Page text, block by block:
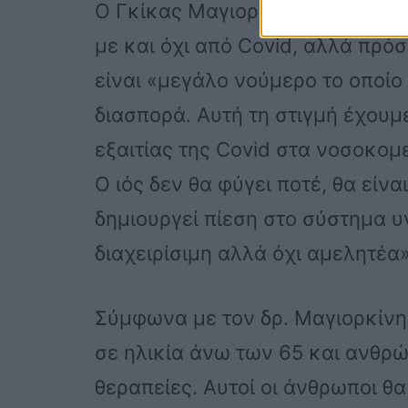
Ο Γκίκας Μαγιορκίνης
με και όχι από Covid, αλλά
είναι «μεγάλο νούμερο το οποίο
διασπορά. Αυτή τη στιγμή
εξαιτίας της Covid στα
Ο ιός δεν θα φύγει ποτέ, θα
δημιουργεί πίεση στο σύστημα
διαχειρίσιμη αλλά όχι
Σύμφωνα με τον δρ.
σε ηλικία άνω των 65 και
θεραπείες. Αυτοί οι άνθρωποι